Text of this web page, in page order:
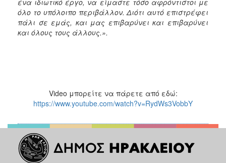
όλο το υπόλοιπο περιβάλλον. Διότι αυτό επιστρέφει
πάλι σε εμάς, και μας επιβαρύνει και επιβαρύνει
και όλους τους άλλους.».
Video μπορείτε να πάρετε από εδώ:
https://www.youtube.com/watch?v=RydWs3VobbY